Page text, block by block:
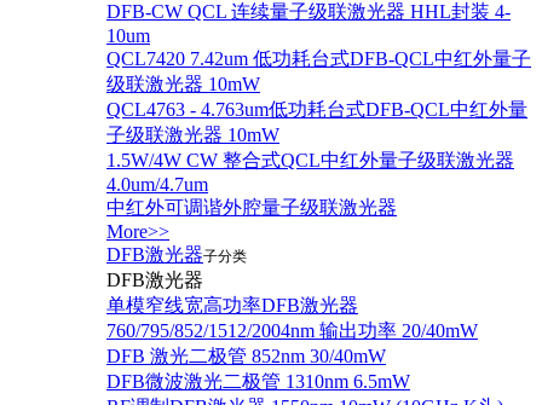
DFB-CW QCL 连续量子级联激光器 HHL封装 4-
10um
QCL7420 7.42um 低功耗台式DFB-QCL中红外量子
级联激光器 10mW
QCL4763 - 4.763um低功耗台式DFB-QCL中红外量
子级联激光器 10mW
1.5W/4W CW 整合式QCL中红外量子级联激光器
4.0um/4.7um
中红外可调谐外腔量子级联激光器
More>>
DFB激光器子分类
DFB激光器
单模窄线宽高功率DFB激光器
760/795/852/1512/2004nm 输出功率 20/40mW
DFB 激光二极管 852nm 30/40mW
DFB微波激光二极管 1310nm 6.5mW